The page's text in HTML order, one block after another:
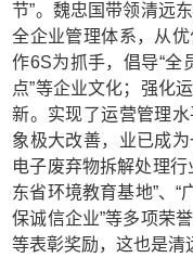
节”。魏忠国带领清远
全企业管理体系，从
作6S为抓手，倡导“全
点”等企业文化；强化
新。实现了运营管理
象极大改善，业已成
电子废弃物拆解处理
东省环境教育基地”、“
保诚信企业”等多项荣
等表彰奖励，这也是清